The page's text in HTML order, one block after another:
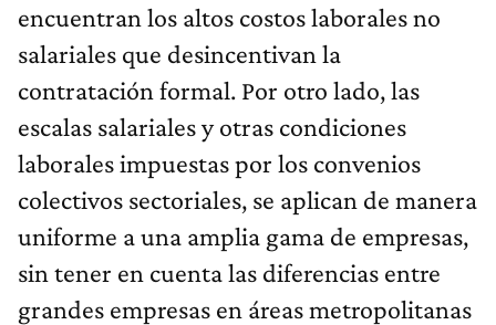
encuentran los altos costos laborales no
salariales que desincentivan la
contratación formal. Por otro lado, las
escalas salariales y otras condiciones
laborales impuestas por los convenios
colectivos sectoriales, se aplican de manera
uniforme a una amplia gama de empresas,
sin tener en cuenta las diferencias entre
grandes empresas en áreas metropolitanas